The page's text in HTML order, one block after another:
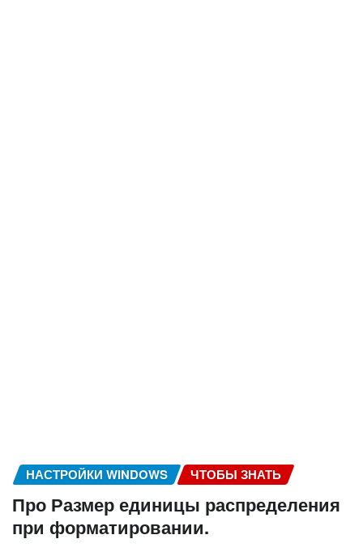
НАСТРОЙКИ WINDOWS ЧТОБЫ ЗНАТЬ
Про Размер единицы распределения
при форматировании.